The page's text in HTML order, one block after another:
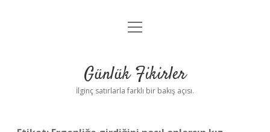
Anasayfa
Yasal Uyarı
menüyü
Günlük Fikirler
İlginç satırlarla farklı bir bakış açısı.